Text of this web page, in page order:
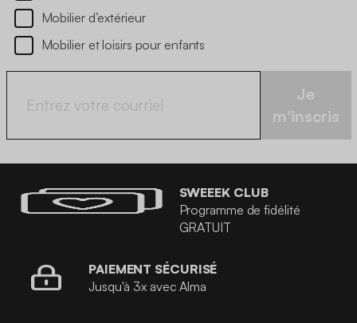
Mobilier d’extérieur
Mobilier et loisirs pour enfants
Je
m'inscris
SWEEEK CLUB
Programme de fidélité
GRATUIT
PAIEMENT SÉCURISÉ
Jusqu'à 3x avec Alma